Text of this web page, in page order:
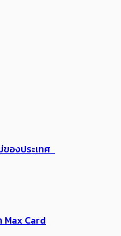
องประเทศ
Card